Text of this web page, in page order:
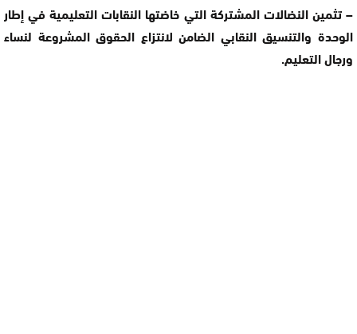
– تثمين النضالات المشتركة التي خاضتها النقابات التعليمية في إطار
الوحدة والتنسيق النقابي الضامن لانتزاع الحقوق المشروعة لنساء
ورجال التعليم.